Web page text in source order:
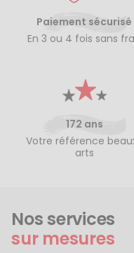
Paiement sécurisé
En 3 ou 4 fois sans
172 ans
Votre référence
arts
Nos services
sur mesures